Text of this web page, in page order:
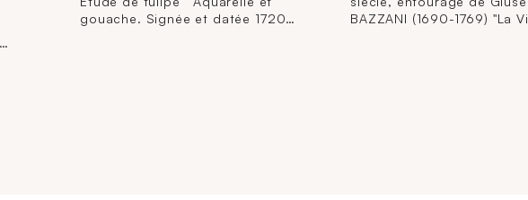
gouache. Signée et datée 1720
BAZZANI (1690-1769) "La